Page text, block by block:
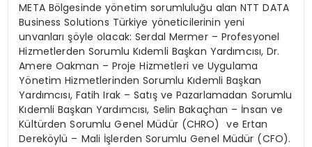
META Bölgesinde yönetim sorumluluğu alan NTT DATA
Business Solutions Türkiye yöneticilerinin yeni
unvanları şöyle olacak: Serdal Mermer – Profesyonel
Hizmetlerden Sorumlu Kıdemli Başkan Yardımcısı, Dr.
Amere Oakman – Proje Hizmetleri ve Uygulama
Yönetim Hizmetlerinden Sorumlu Kıdemli Başkan
Yardımcısı, Fatih Irak – Satış ve Pazarlamadan Sorumlu
Kıdemli Başkan Yardımcısı, Selin Bakaçhan – İnsan ve
Kültürden Sorumlu Genel Müdür (CHRO) ve Ertan
Dereköylü – Mali İşlerden Sorumlu Genel Müdür (CFO).